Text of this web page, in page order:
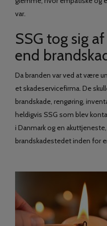
var.
SSG tog sig
end
Da branden var ved at være
et skadeservicefirma. De
brandskade, rengøring,
heldigvis SSG som blev
i Danmark og en
brandskadestedet inden for